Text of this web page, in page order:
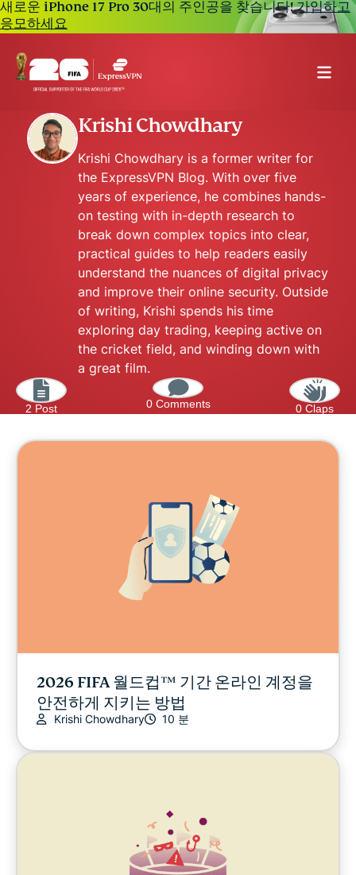
새로운 iPhone 17 Pro 30대의 주인공을 찾습니다!가입하고
응모하세요
Krishi Chowdhary
Krishi Chowdhary is a former writer for
the ExpressVPN Blog. With over five
years of experience, he combines hands-
on testing with in-depth research to
break down complex topics into clear,
practical guides to help readers easily
understand the nuances of digital privacy
and improve their online security. Outside
of writing, Krishi spends his time
exploring day trading, keeping active on
the cricket field, and winding down with
a great film.
2 Post 0 Comments 0 Claps
2026 FIFA 월드컵™ 기간 온라인 계정을
안전하게 지키는 방법
Krishi Chowdhary 10 분